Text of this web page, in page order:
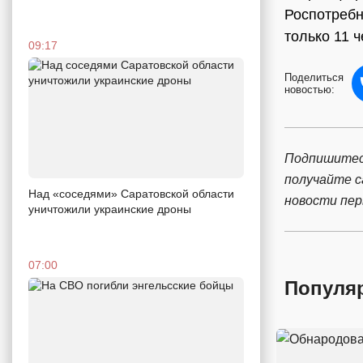
09:17
Над «соседями» Саратовской области
уничтожили украинские дроны
07:00
только 11
Поделиться
новостью:
получайте
новости